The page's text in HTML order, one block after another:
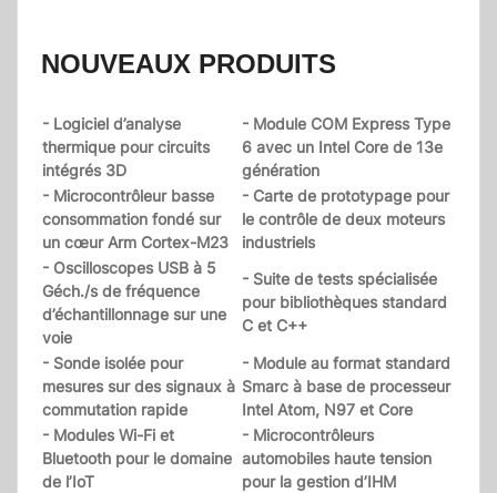
NOUVEAUX PRODUITS
- Logiciel d’analyse
thermique pour circuits
intégrés 3D
- Module COM Express Type
6 avec un Intel Core de 13e
génération
- Microcontrôleur basse
consommation fondé sur
un cœur Arm Cortex-M23
- Carte de prototypage pour
le contrôle de deux moteurs
industriels
- Oscilloscopes USB à 5
Géch./s de fréquence
d’échantillonnage sur une
voie
- Suite de tests spécialisée
pour bibliothèques standard
C et C++
- Sonde isolée pour
mesures sur des signaux à
commutation rapide
- Module au format standard
Smarc à base de processeur
Intel Atom, N97 et Core
- Modules Wi-Fi et
Bluetooth pour le domaine
de l’IoT
- Microcontrôleurs
automobiles haute tension
pour la gestion d’IHM